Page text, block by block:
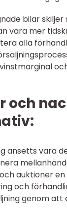
bilar
vara mer
alla
och
ansetts vara
auktioner
och
genom